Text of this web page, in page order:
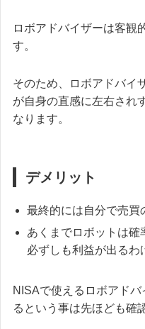
ロボアドバイザーは客観
す。
そのため、ロボアドバイ
が自身の直感に左右され
なります。
デメリット
最終的には自分で売買
あくまでロボットは確
必ずしも利益が出るわ
NISAで使えるロボアド
るという事は先ほども確